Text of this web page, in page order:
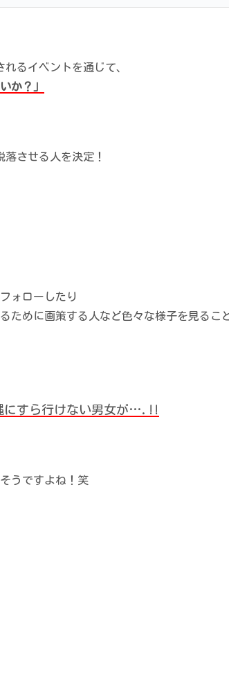
れるイベントを通じて、
か？」
させる人を決定！
ォローしたり
ために画策する人など色々な様子を見るこ
にすら行けない男女が….!!
うですよね！笑